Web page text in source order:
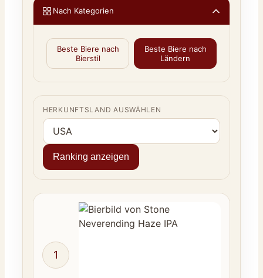
Nach Kategorien
Beste Biere nach
Bierstil
Beste Biere nach
Ländern
HERKUNFTSLAND AUSWÄHLEN
Ranking anzeigen
1